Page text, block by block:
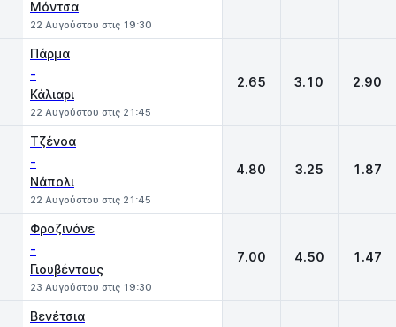
Μόντσα
22 Αυγούστου στις 19:30
Πάρμα
-
Κάλιαρι
22 Αυγούστου στις 21:45
2.65 3.10 2.90
Τζένοα
-
Νάπολι
22 Αυγούστου στις 21:45
4.80 3.25 1.87
Φροζινόνε
-
Γιουβέντους
23 Αυγούστου στις 19:30
7.00 4.50 1.47
Βενέτσια